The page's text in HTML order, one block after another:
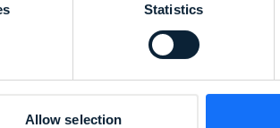
Statistics
Allow selection